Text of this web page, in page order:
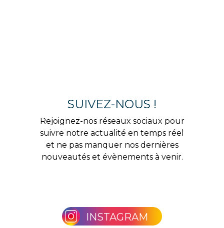
SUIVEZ-NOUS !
Rejoignez-nos réseaux sociaux pour
suivre notre actualité en temps réel
et ne pas manquer nos dernières
nouveautés et évènements à venir.
INSTAGRAM